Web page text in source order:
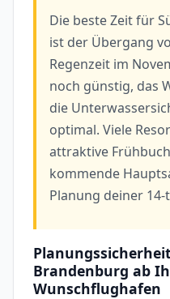
Die beste Zeit für
ist der Übergang
Regenzeit im
noch günstig, das
die
optimal. Viele
attraktive
kommende
Planung deiner
Brandenburg ab
Wunschflughafen